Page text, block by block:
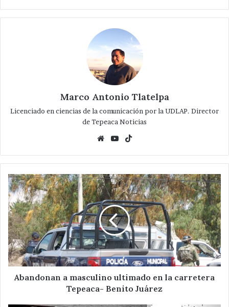
Marco Antonio Tlatelpa
Licenciado en ciencias de la comunicación por la UDLAP. Director
de Tepeaca Noticias
WebsiteYouTube
Abandonan
a
masculino
ultimado
en
la
carretera
Tepeaca-
Benito
Juárez
Abandonan a masculino ultimado en la carretera
Tepeaca- Benito Juárez